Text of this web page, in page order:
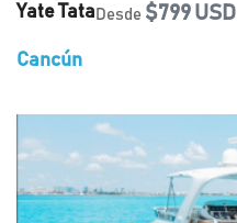
Yate Tata Desde $799 USD
Cancún